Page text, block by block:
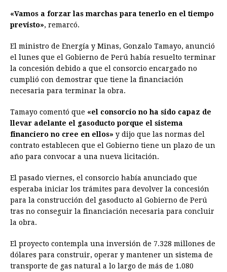
«Vamos a forzar las marchas para tenerlo en el tiempo
previsto», remarcó.
El ministro de Energía y Minas, Gonzalo Tamayo, anunció
el lunes que el Gobierno de Perú había resuelto terminar
la concesión debido a que el consorcio encargado no
cumplió con demostrar que tiene la financiación
necesaria para terminar la obra.
Tamayo comentó que «el consorcio no ha sido capaz de
llevar adelante el gasoducto porque el sistema
financiero no cree en ellos» y dijo que las normas del
contrato establecen que el Gobierno tiene un plazo de un
año para convocar a una nueva licitación.
El pasado viernes, el consorcio había anunciado que
esperaba iniciar los trámites para devolver la concesión
para la construcción del gasoducto al Gobierno de Perú
tras no conseguir la financiación necesaria para concluir
la obra.
El proyecto contempla una inversión de 7.328 millones de
dólares para construir, operar y mantener un sistema de
transporte de gas natural a lo largo de más de 1.080